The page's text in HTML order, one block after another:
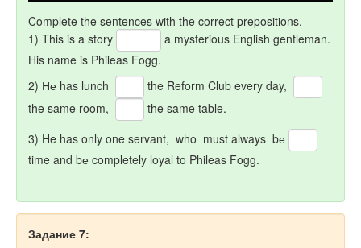
Complete the sentences with the correct prepositions.
1) This is a story
a mysterious English gentleman.
His name is Phileas Fogg.
2) Не has lunch
the Reform Club every day,
the same room,
the same table.
3) He has only one servant, who must always bе
time and bе completely loyal to Phileas Fogg.
Задание 7: